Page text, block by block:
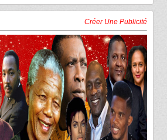
Créer Une Publicité